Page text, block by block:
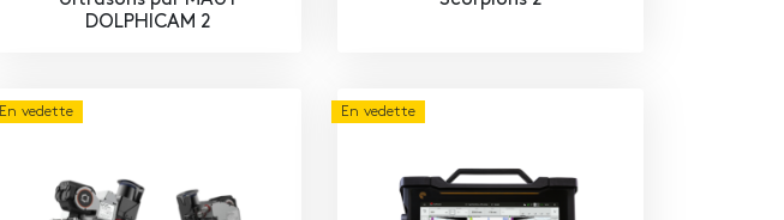
DOLPHICAM 2
En vedette En vedette